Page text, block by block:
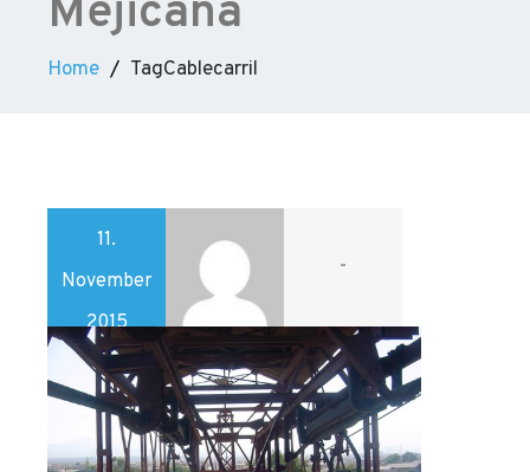
Mejicana
Home TagCablecarril
11.
November
2015
-